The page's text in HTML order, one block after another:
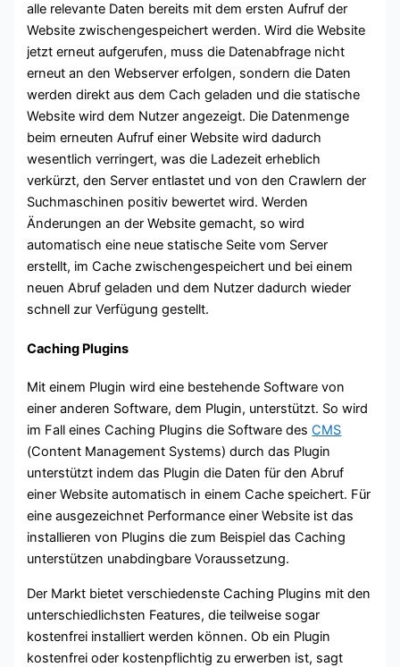
alle relevante Daten bereits mit dem ersten Aufruf der
Website zwischengespeichert werden. Wird die Website
jetzt erneut aufgerufen, muss die Datenabfrage nicht
erneut an den Webserver erfolgen, sondern die Daten
werden direkt aus dem Cach geladen und die statische
Website wird dem Nutzer angezeigt. Die Datenmenge
beim erneuten Aufruf einer Website wird dadurch
wesentlich verringert, was die Ladezeit erheblich
verkürzt, den Server entlastet und von den Crawlern der
Suchmaschinen positiv bewertet wird. Werden
Änderungen an der Website gemacht, so wird
automatisch eine neue statische Seite vom Server
erstellt, im Cache zwischengespeichert und bei einem
neuen Abruf geladen und dem Nutzer dadurch wieder
schnell zur Verfügung gestellt.
Caching Plugins
Mit einem Plugin wird eine bestehende Software von
einer anderen Software, dem Plugin, unterstützt. So wird
im Fall eines Caching Plugins die Software desCMS
(Content Management Systems) durch das Plugin
unterstützt indem das Plugin die Daten für den Abruf
einer Website automatisch in einem Cache speichert. Für
eine ausgezeichnet Performance einer Website ist das
installieren von Plugins die zum Beispiel das Caching
unterstützen unabdingbare Voraussetzung.
Der Markt bietet verschiedenste Caching Plugins mit den
unterschiedlichsten Features, die teilweise sogar
kostenfrei installiert werden können. Ob ein Plugin
kostenfrei oder kostenpflichtig zu erwerben ist, sagt